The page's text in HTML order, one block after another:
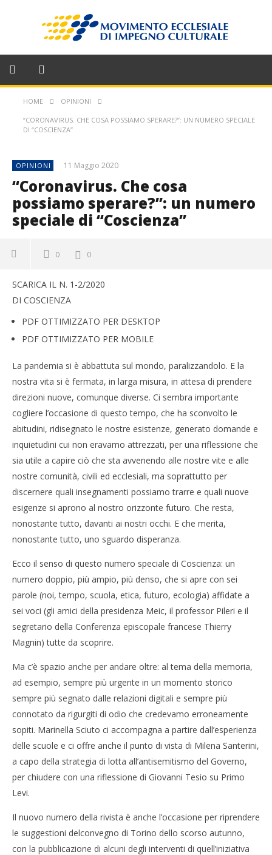
HOME OPINIONI
“CORONAVIRUS. CHE COSA POSSIAMO SPERARE?”: UN NUMERO SPECIALE
DI “COSCIENZA”
OPINIONI 11 Maggio 2020
“Coronavirus. Che cosa
possiamo sperare?”: un numero
speciale di “Coscienza”
0 0
SCARICA IL N. 1-2/2020
DI COSCIENZA
PDF OTTIMIZZATO PER DESKTOP
PDF OTTIMIZZATO PER MOBILE
La pandemia si è abbattuta sul mondo, paralizzandolo. E la
nostra vita si è fermata, in larga misura, in attesa di prendere
direzioni nuove, comunque diverse. Ci sembra importante
cogliere l’occasione di questo tempo, che ha sconvolto le
abitudini, ridisegnato le nostre esistenze, generato domande e
inquietudini cui non eravamo attrezzati, per una riflessione che
sia utile a capire ciò che sta avvenendo alle nostre vite e alle
nostre comunità, civili ed ecclesiali, ma soprattutto per
discernere quali insegnamenti possiamo trarre e quali nuove
esigenze si aprono al nostro orizzonte futuro. Che resta,
nonostante tutto, davanti ai nostri occhi. E che merita,
nonostante tutto, uno sguardo disperanza.
Ecco il senso di questo numero speciale di Coscienza: un
numero doppio, più ampio, più denso, che si apre con sei
parole (noi, tempo, scuola, etica, futuro, ecologia) affidate a
sei voci (gli amici della presidenza Meic, il professor Pileri e il
segretario della Conferenza episcopale francese Thierry
Magnin) tutte da scoprire.
Ma c’è spazio anche per andare oltre: al tema della memoria,
ad esempio, sempre più urgente in un momento storico
sempre più segnato dalle relazioni digitali e sempre più
connotato da rigurgiti di odio che credevamo erroneamente
sopiti. Marinella Sciuto ci accompagna a partire dall’esperienza
delle scuole e ci offre anche il punto di vista di Milena Santerini,
a capo della strategia di lotta all’antisemitismo del Governo,
per chiudere con una riflessione di Giovanni Tesio su Primo
Levi.
Il nuovo numero della rivista è anche l’occasione per riprendere
le suggestioni delconvegno di Torino dello scorso autunno,
con la pubblicazione di alcuni degli interventi di quell’iniziativa